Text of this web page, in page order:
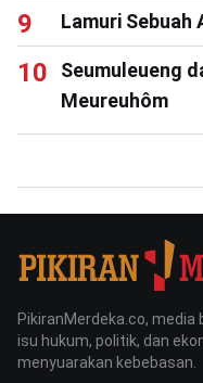
Lamuri Sebuah
Seumuleueng
Meureuhôm
PikiranMerdeka.co,
isu hukum, politik, dan
menyuarakan kebebasan.